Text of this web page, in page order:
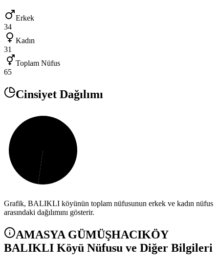
Erkek
34
Kadın
31
Toplam Nüfus
65
Cinsiyet Dağılımı
Grafik, BALIKLI köyünün toplam nüfusunun erkek ve kadın nüfus
arasındaki dağılımını gösterir.
AMASYA GÜMÜŞHACIKÖY
BALIKLI Köyü Nüfusu ve Diğer Bilgileri